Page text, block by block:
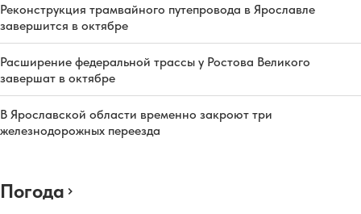
Реконструкция трамвайного путепровода в Ярославле
завершится в октябре
Расширение федеральной трассы у Ростова Великого
завершат в октябре
В Ярославской области временно закроют три
железнодорожных переезда
Погода